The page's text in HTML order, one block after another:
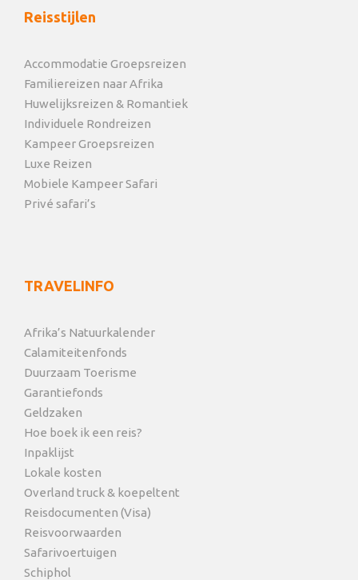
Reisstijlen
Accommodatie Groepsreizen
Familiereizen naar Afrika
Huwelijksreizen & Romantiek
Individuele Rondreizen
Kampeer Groepsreizen
Luxe Reizen
Mobiele Kampeer Safari
Privé safari’s
TRAVELINFO
Afrika’s Natuurkalender
Calamiteitenfonds
Duurzaam Toerisme
Garantiefonds
Geldzaken
Hoe boek ik een reis?
Inpaklijst
Lokale kosten
Overland truck & koepeltent
Reisdocumenten (Visa)
Reisvoorwaarden
Safarivoertuigen
Schiphol